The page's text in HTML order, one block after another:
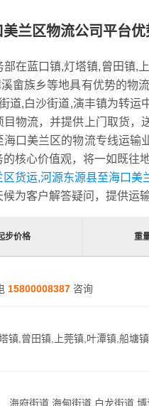
兰区物流公司平台优
在蓝口镇,灯塔镇,曾田镇,
畲族乡等地具有优势的物
道,白沙街道,演丰镇为转
物流，并提供上门取货，
口美兰区的物流专线运
核心价值观，将一如既往
货运,河源东源县至海口美
为客户解答疑问，提供运
步价格 重
15800008387咨询
镇,曾田镇,上莞镇,叶潭镇,船塘
海府街道,海甸街道,白龙街道,